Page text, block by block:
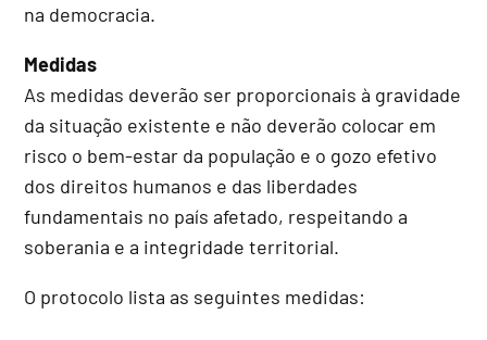
na democracia.
Medidas
As medidas deverão ser proporcionais à gravidade
da situação existente e não deverão colocar em
risco o bem-estar da população e o gozo efetivo
dos direitos humanos e das liberdades
fundamentais no país afetado, respeitando a
soberania e a integridade territorial.
O protocolo lista as seguintes medidas: